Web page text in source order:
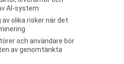
AI-system
av olika risker när det
och användare bör
av genomtänkta